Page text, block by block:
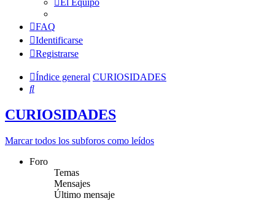
El Equipo
FAQ
Identificarse
Registrarse
Índice general CURIOSIDADES
Buscar
CURIOSIDADES
Marcar todos los subforos como leídos
Foro
Temas
Mensajes
Último mensaje